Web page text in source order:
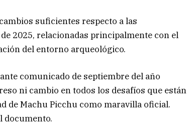
suficientes respecto a las
2025, relacionadas principalmente con el
del entorno arqueológico.
comunicado de septiembre del año
ni cambio en todos los desafíos que están
de Machu Picchu como maravilla oficial.
documento.